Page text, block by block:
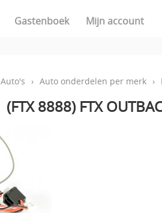
Gastenboek Mijn account
Auto's › Auto onderdelen per merk ›
(FTX 8888) FTX